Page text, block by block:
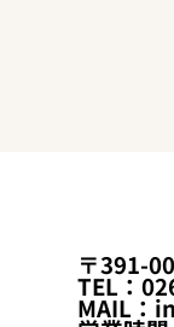
〒391-
TEL：
MAIL：